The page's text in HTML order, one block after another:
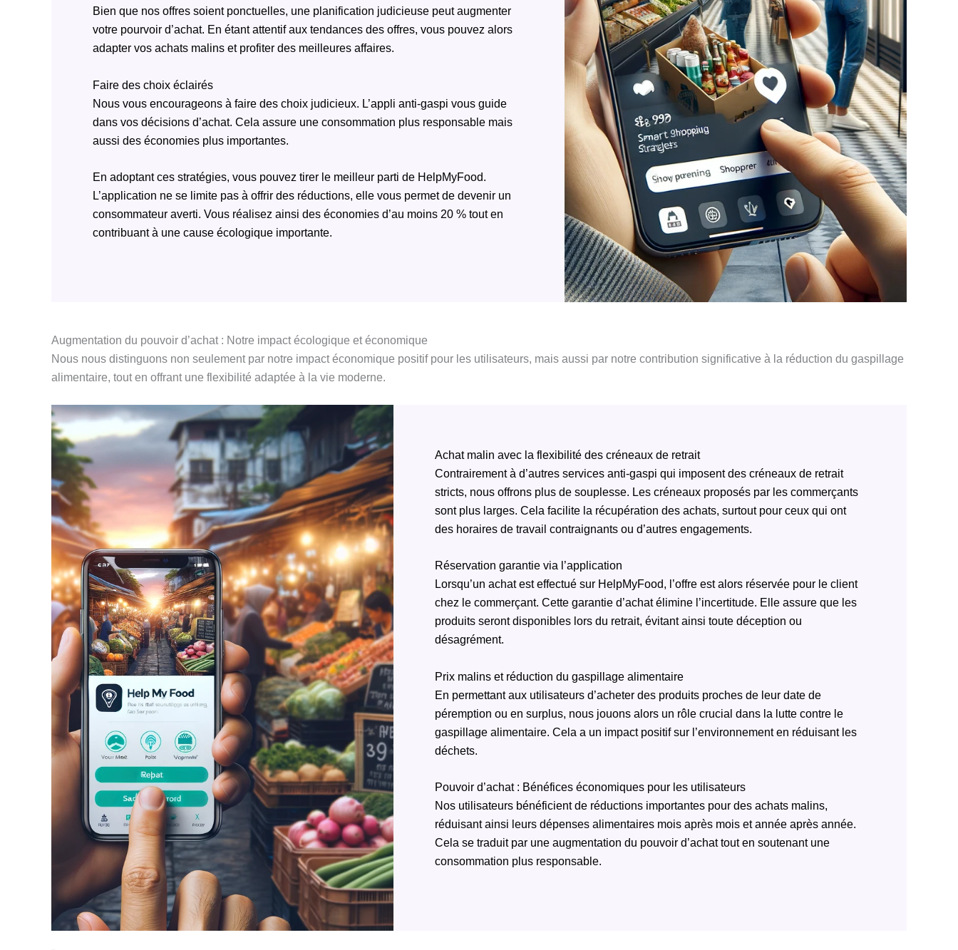
Bien que nos offres soient ponctuelles, une planification judicieuse peut augmenter
votre pourvoir d’achat. En étant attentif aux tendances des offres, vous pouvez alors
adapter vos achats malins et profiter des meilleures affaires.
Faire des choix éclairés
Nous vous encourageons à faire des choix judicieux. L’appli anti-gaspi vous guide
dans vos décisions d’achat. Cela assure une consommation plus responsable mais
aussi des économies plus importantes.
En adoptant ces stratégies, vous pouvez tirer le meilleur parti de HelpMyFood.
L’application ne se limite pas à offrir des réductions, elle vous permet de devenir un
consommateur averti. Vous réalisez ainsi des économies d’au moins 20 % tout en
contribuant à une cause écologique importante.
Augmentation du pouvoir d’achat : Notre impact écologique et économique
Nous nous distinguons non seulement par notre impact économique positif pour les utilisateurs, mais aussi par notre contribution significative à la réduction du gaspillage
alimentaire, tout en offrant une flexibilité adaptée à la vie moderne.
Achat malin avec la flexibilité des créneaux de retrait
Contrairement à d’autres services anti-gaspi qui imposent des créneaux de retrait
stricts, nous offrons plus de souplesse. Les créneaux proposés par les commerçants
sont plus larges. Cela facilite la récupération des achats, surtout pour ceux qui ont
des horaires de travail contraignants ou d’autres engagements.
Réservation garantie via l’application
Lorsqu’un achat est effectué sur HelpMyFood, l’offre est alors réservée pour le client
chez le commerçant. Cette garantie d’achat élimine l’incertitude. Elle assure que les
produits seront disponibles lors du retrait, évitant ainsi toute déception ou
désagrément.
Prix malins et réduction du gaspillage alimentaire
En permettant aux utilisateurs d’acheter des produits proches de leur date de
péremption ou en surplus, nous jouons alors un rôle crucial dans la lutte contre le
gaspillage alimentaire. Cela a un impact positif sur l’environnement en réduisant les
déchets.
Pouvoir d’achat : Bénéfices économiques pour les utilisateurs
Nos utilisateurs bénéficient de réductions importantes pour des achats malins,
réduisant ainsi leurs dépenses alimentaires mois après mois et année après année.
Cela se traduit par une augmentation du pouvoir d’achat tout en soutenant une
consommation plus responsable.